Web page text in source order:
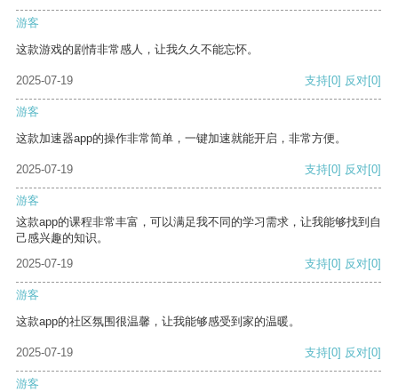
游客
这款游戏的剧情非常感人，让我久久不能忘怀。
2025-07-19 支持[0] 反对[0]
游客
这款加速器app的操作非常简单，一键加速就能开启，非常方便。
2025-07-19 支持[0] 反对[0]
游客
这款app的课程非常丰富，可以满足我不同的学习需求，让我能够找到自
己感兴趣的知识。
2025-07-19
支持[0] 反对[0]
游客
这款app的社区氛围很温馨，让我能够感受到家的温暖。
2025-07-19 支持[0] 反对[0]
游客